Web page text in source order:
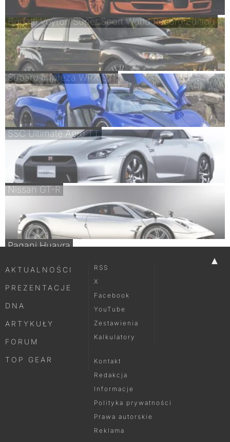
Bugatti Veyron Super Sport World Record Edition
Subaru Impreza WRX STI
SSC Ultimate Aero TT
Nissan GT-R
Pagani Huayra
▲
AKTUALNOŚCI
PREZENTACJE
DNA
ARTYKUŁY
FORUM
TOP GEAR
RSS
X
Facebook
YouTube
Zestawienia
Kalkulatory
Kontakt
Redakcja
Informacje
Polityka prywatności
Prawa autorskie
Reklama